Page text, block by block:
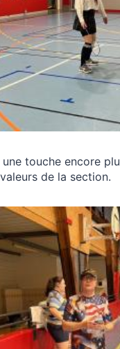
touche encore
de la section.